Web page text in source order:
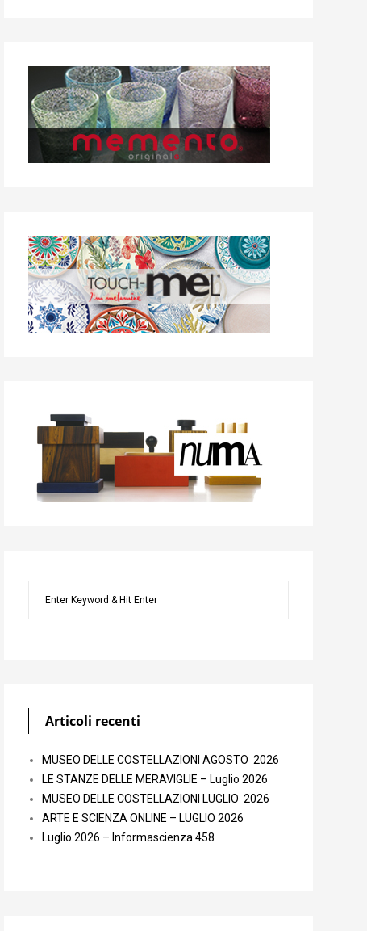
Articoli recenti
MUSEO DELLE COSTELLAZIONI AGOSTO 2026
LE STANZE DELLE MERAVIGLIE – Luglio 2026
MUSEO DELLE COSTELLAZIONI LUGLIO 2026
ARTE E SCIENZA ONLINE – LUGLIO 2026
Luglio 2026 – Informascienza 458